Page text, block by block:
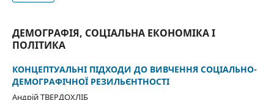
ДЕМОГРАФІЯ, СОЦІАЛЬНА ЕКОНОМІКА І
ПОЛІТИКА
КОНЦЕПТУАЛЬНІ ПІДХОДИ ДО ВИВЧЕННЯ СОЦІАЛЬНО-
ДЕМОГРАФІЧНОЇ РЕЗИЛЬЄНТНОСТІ
Андрій ТВЕРДОХЛІБ